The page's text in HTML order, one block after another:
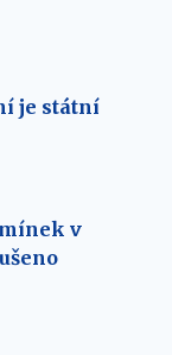
je státní
v